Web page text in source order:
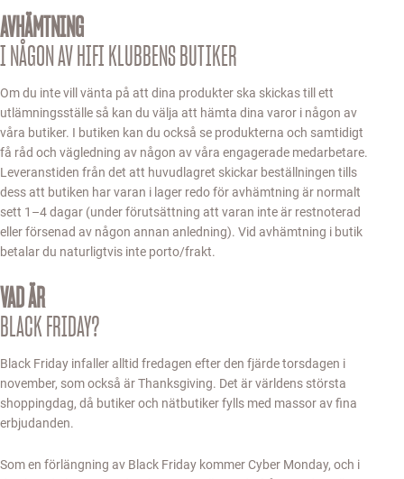
AVHÄMTNING
I NÅGON AV HIFI KLUBBENS BUTIKER
Om du inte vill vänta på att dina produkter ska skickas till ett
utlämningsställe så kan du välja att hämta dina varor i någon av
våra butiker. I butiken kan du också se produkterna och samtidigt
få råd och vägledning av någon av våra engagerade medarbetare.
Leveranstiden från det att huvudlagret skickar beställningen tills
dess att butiken har varan i lager redo för avhämtning är normalt
sett 1–4 dagar (under förutsättning att varan inte är restnoterad
eller försenad av någon annan anledning). Vid avhämtning i butik
betalar du naturligtvis inte porto/frakt.
VAD ÄR
BLACK FRIDAY?
Black Friday infaller alltid fredagen efter den fjärde torsdagen i
november, som också är Thanksgiving. Det är världens största
shoppingdag, då butiker och nätbutiker fylls med massor av fina
erbjudanden.
Som en förlängning av Black Friday kommer Cyber Monday, och i